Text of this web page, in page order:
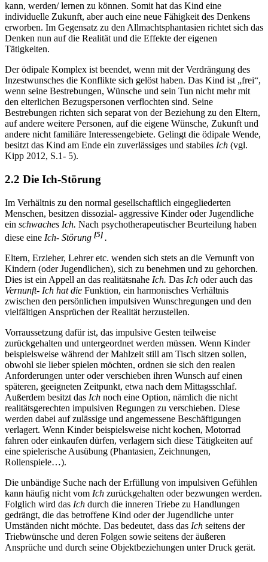
kann, werden/ lernen zu können. Somit hat das Kind eine
individuelle Zukunft, aber auch eine neue Fähigkeit des Denkens
erworben. Im Gegensatz zu den Allmachtsphantasien richtet sich das
Denken nun auf die Realität und die Effekte der eigenen
Tätigkeiten.
Der ödipale Komplex ist beendet, wenn mit der Verdrängung des
Inzestwunsches die Konflikte sich gelöst haben. Das Kind ist „frei“,
wenn seine Bestrebungen, Wünsche und sein Tun nicht mehr mit
den elterlichen Bezugspersonen verflochten sind. Seine
Bestrebungen richten sich separat von der Beziehung zu den Eltern,
auf andere weitere Personen, auf die eigene Wünsche, Zukunft und
andere nicht familiäre Interessengebiete. Gelingt die ödipale Wende,
besitzt das Kind am Ende ein zuverlässiges und stabiles Ich (vgl.
Kipp 2012, S.1- 5).
2.2 Die Ich-Störung
Im Verhältnis zu den normal gesellschaftlich eingegliederten
Menschen, besitzen dissozial- aggressive Kinder oder Jugendliche
ein schwaches Ich. Nach psychotherapeutischer Beurteilung haben
diese eine Ich- Störung [5] .
Eltern, Erzieher, Lehrer etc. wenden sich stets an die Vernunft von
Kindern (oder Jugendlichen), sich zu benehmen und zu gehorchen.
Dies ist ein Appell an das realitätsnahe Ich. Das Ich oder auch das
Vernunft- Ich hat die Funktion, ein harmonisches Verhältnis
zwischen den persönlichen impulsiven Wunschregungen und den
vielfältigen Ansprüchen der Realität herzustellen.
Vorraussetzung dafür ist, das impulsive Gesten teilweise
zurückgehalten und untergeordnet werden müssen. Wenn Kinder
beispielsweise während der Mahlzeit still am Tisch sitzen sollen,
obwohl sie lieber spielen möchten, ordnen sie sich den realen
Anforderungen unter oder verschieben ihren Wunsch auf einen
späteren, geeigneten Zeitpunkt, etwa nach dem Mittagsschlaf.
Außerdem besitzt das Ich noch eine Option, nämlich die nicht
realitätsgerechten impulsiven Regungen zu verschieben. Diese
werden dabei auf zulässige und angemessene Beschäftigungen
verlagert. Wenn Kinder beispielsweise nicht kochen, Motorrad
fahren oder einkaufen dürfen, verlagern sich diese Tätigkeiten auf
eine spielerische Ausübung (Phantasien, Zeichnungen,
Rollenspiele…).
Die unbändige Suche nach der Erfüllung von impulsiven Gefühlen
kann häufig nicht vom Ich zurückgehalten oder bezwungen werden.
Folglich wird das Ich durch die inneren Triebe zu Handlungen
gedrängt, die das betroffene Kind oder der Jugendliche unter
Umständen nicht möchte. Das bedeutet, dass das Ich seitens der
Triebwünsche und deren Folgen sowie seitens der äußeren
Ansprüche und durch seine Objektbeziehungen unter Druck gerät.